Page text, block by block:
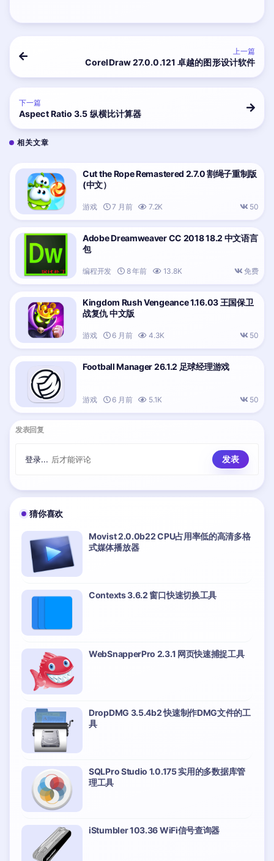
上一篇
CorelDraw 27.0.0.121 卓越的图形设计软件
下一篇
Aspect Ratio 3.5 纵横比计算器
相关文章
Cut the Rope Remastered 2.7.0 割绳子重制版
(中文）
游戏 7 月前 7.2K 50
Adobe Dreamweaver CC 2018 18.2 中文语言
包
编程开发 8 年前 13.8K 免费
Kingdom Rush Vengeance 1.16.03 王国保卫
战复仇 中文版
游戏 6 月前 4.3K 50
Football Manager 26.1.2 足球经理游戏
游戏 6 月前 5.1K 50
发表回复
登录... 后才能评论
猜你喜欢
Movist 2.0.0b22 CPU占用率低的高清多格
式媒体播放器
Contexts 3.6.2 窗口快速切换工具
WebSnapperPro 2.3.1 网页快速捕捉工具
DropDMG 3.5.4b2 快速制作DMG文件的工
具
SQLPro Studio 1.0.175 实用的多数据库管
理工具
iStumbler 103.36 WiFi信号查询器